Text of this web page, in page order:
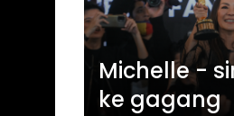
Michelle -
ke gagang